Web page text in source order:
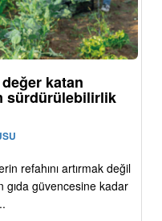
değer katan
sürdürülebilirlik
refahını artırmak değil
gıda güvencesine kadar